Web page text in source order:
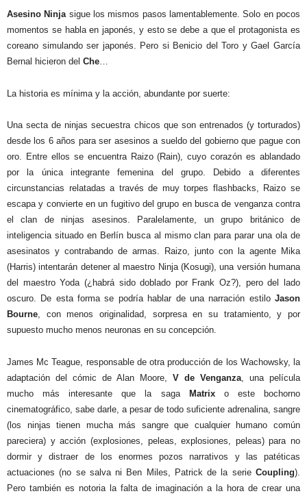
Asesino Ninja sigue los mismos pasos lamentablemente. Solo en pocos
momentos se habla en japonés, y esto se debe a que el protagonista es
coreano simulando ser japonés. Pero si Benicio del Toro y Gael García
Bernal hicieron del Che
La historia es mínima y la acción, abundante por suerte:
Una secta de ninjas secuestra chicos que son entrenados (y torturados)
desde los 6 años para ser asesinos a sueldo del gobierno que pague con
oro. Entre ellos se encuentra Raizo (Rain), cuyo corazón es ablandado
por la única integrante femenina del grupo. Debido a diferentes
circunstancias relatadas a través de muy torpes flashbacks, Raizo se
escapa y convierte en un fugitivo del grupo en busca de venganza contra
el clan de ninjas asesinos. Paralelamente, un grupo británico de
inteligencia situado en Berlín busca al mismo clan para parar una ola de
asesinatos y contrabando de armas. Raizo, junto con la agente Mika
(Harris) intentarán detener al maestro Ninja (Kosugi), una versión humana
del maestro Yoda (¿habrá sido doblado por Frank Oz?), pero del lado
oscuro. De esta forma se podría hablar de una narración estilo Jason
Bourne, con menos originalidad, sorpresa en su tratamiento, y por
supuesto mucho menos neuronas en su concepción.
James Mc Teague, responsable de otra producción de los Wachowsky, la
adaptación del cómic de Alan Moore, V de Venganza, una película
mucho más interesante que la saga
Matrixo este bochorno
cinematográfico, sabe darle, a pesar de todo suficiente adrenalina, sangre
(los ninjas tienen mucha más sangre que cualquier humano común
pareciera) y acción (explosiones, peleas, explosiones, peleas) para no
dormir y distraer de los enormes pozos narrativos y las patéticas
actuaciones (no se salva ni Ben Miles, Patrick de la serie Coupling).
Pero también es notoria la falta de imaginación a la hora de crear una